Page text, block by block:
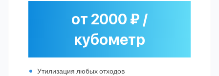
от 2000 ₽ /
кубометр
Утилизация любых отходов